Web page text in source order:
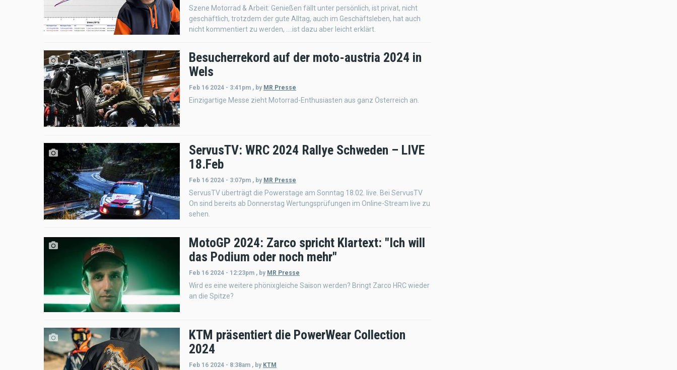
Szene Motorrad & Arbeit: Genießen fällt unter persönlich, ist privat, nicht
geschäftlich, trotzdem der gute Alltag, auch im Geschäftsleben, hat auch
nicht kommentiert zu werden, ....ist dazu aber leicht erklärt.
Besucherrekord auf der moto-austria 2024 in
Wels
Feb 16 2024 - 3:41pm , by MR Presse
Einzigartige Messe zieht Motorrad-Enthusiasten aus ganz Österreich an.
ServusTV: WRC 2024 Rallye Schweden – LIVE
18.Feb
Feb 16 2024 - 3:07pm , by MR Presse
ServusTV überträgt die Powerstage am Sonntag 18.02. live. Bei ServusTV
On sind bereits ab Donnerstag Wertungsprüfungen im Online-Stream live zu
sehen.
MotoGP 2024: Zarco spricht Klartext: "Ich will
das Podium oder noch mehr"
Feb 16 2024 - 12:23pm , by MR Presse
Wird es eine weitere phönixgleiche Saison werden? Bringt Zarco HRC wieder
an die Spitze?
KTM präsentiert die PowerWear Collection
2024
Feb 16 2024 - 8:38am , by KTM